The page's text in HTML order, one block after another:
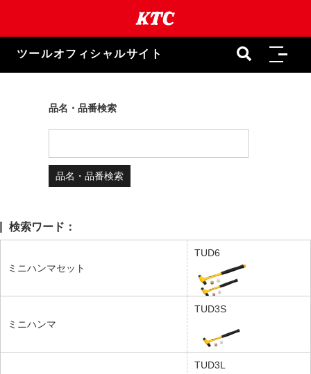
ま
キ
ツールオフィシャルサイト
品名・品番検索
検索ワード：
ミニハンマセット
TUD6
ミニハンマ
TUD3S
TUD3L